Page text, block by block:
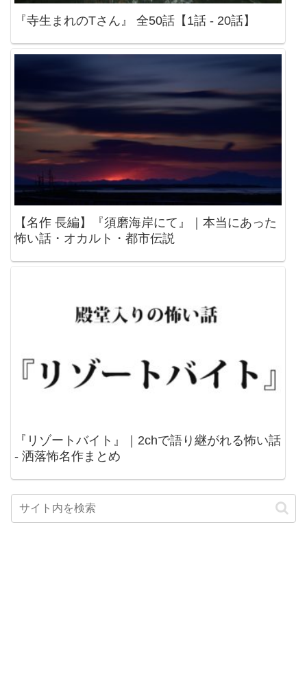
『寺生まれのTさん』 全50話【1話 - 20話】
【名作 長編】『須磨海岸にて』｜本当にあった
怖い話・オカルト・都市伝説
『リゾートバイト』｜2chで語り継がれる怖い話
- 洒落怖名作まとめ